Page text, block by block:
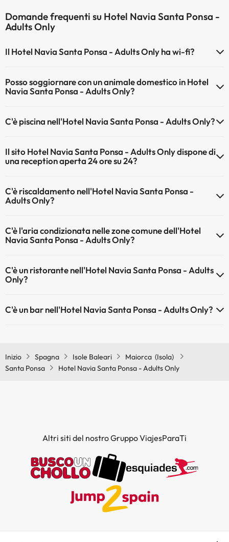
Domande frequenti su Hotel Navia Santa Ponsa -
Adults Only
Il Hotel Navia Santa Ponsa - Adults Only ha wi-fi?
Posso soggiornare con un animale domestico in Hotel
Navia Santa Ponsa - Adults Only?
Only.
C'è piscina nell'Hotel Navia Santa Ponsa - Adults Only?
Qui potete trovare maggiori informazioni sulla piscina e sulle altri
installazioni.
Il sito Hotel Navia Santa Ponsa - Adults Only dispone di
una reception aperta 24 ore su 24?
24 ore su 24
C'è riscaldamento nell'Hotel Navia Santa Ponsa -
Adults Only?
nelle aree comuni
C'è l'aria condizionata nelle zone comune dell'Hotel
Navia Santa Ponsa - Adults Only?
condizionata nelle aree comuni.
C'è un ristorante nell'Hotel Navia Santa Ponsa - Adults
Only?
C'è un bar nell'Hotel Navia Santa Ponsa - Adults Only?
Inizio Spagna Isole Baleari
Maiorca (Isola)
Santa Ponsa
Hotel Navia Santa Ponsa - Adults Only
Altri siti del nostro Gruppo ViajesParaTi